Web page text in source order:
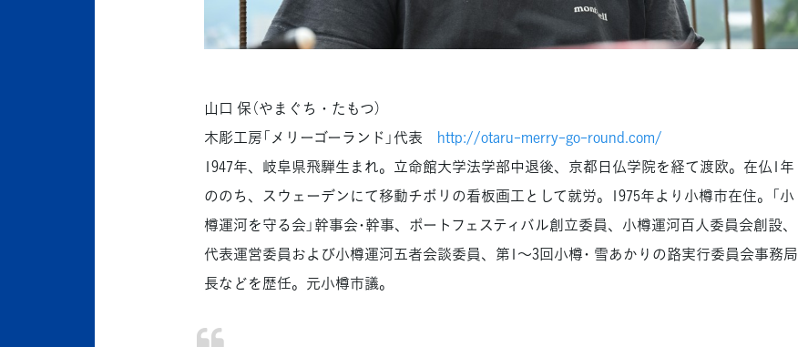
山口 保（やまぐち・たもつ）
木彫工房「メリーゴーランド」代表 http://otaru-merry-go-round.com/
1947年、岐阜県飛騨生まれ。立命館大学法学部中退後、京都日仏学院を経て渡欧。在仏1年
ののち、スウェーデンにて移動チボリの看板画工として就労。1975年より小樽市在住。「小
樽運河を守る会」幹事会･幹事、ポートフェスティバル創立委員、小樽運河百人委員会創設、
代表運営委員および小樽運河五者会談委員、第1～3回小樽･ 雪あかりの路実行委員会事務局
長などを歴任。元小樽市議。